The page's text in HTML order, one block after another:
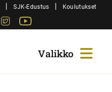
| SJK-Edustus | Koulutukset
Twitter